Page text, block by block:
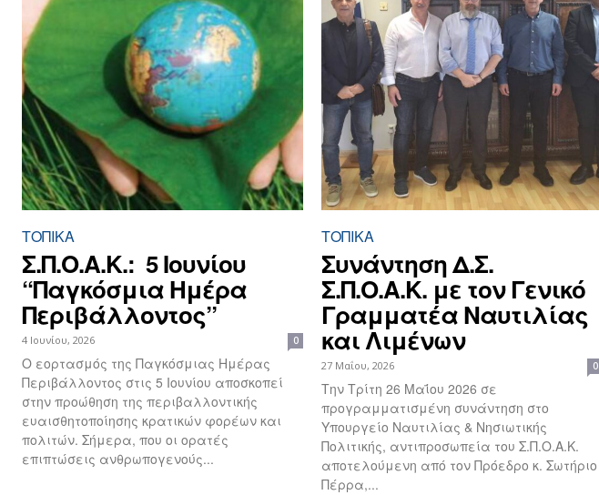
ΤΟΠΙΚΑ
Σ.Π.Ο.Α.Κ.: 5 Ιουνίου
“Παγκόσμια Ημέρα
Περιβάλλοντος”
4 Ιουνίου, 2026 0
Ο εορτασμός της Παγκόσμιας Ημέρας
Περιβάλλοντος στις 5 Ιουνίου αποσκοπεί
στην προώθηση της περιβαλλοντικής
ευαισθητοποίησης κρατικών φορέων και
πολιτών. Σήμερα, που οι ορατές
επιπτώσεις ανθρωπογενούς...
ΤΟΠΙΚΑ
Συνάντηση Δ.Σ.
Σ.Π.Ο.Α.Κ. με τον Γενικό
Γραμματέα Ναυτιλίας
και Λιμένων
27 Μαΐου, 2026 0
Την Τρίτη 26 Μαΐου 2026 σε
προγραμματισμένη συνάντηση στο
Υπουργείο Ναυτιλίας & Νησιωτικής
Πολιτικής, αντιπροσωπεία του Σ.Π.Ο.Α.Κ.
αποτελούμενη από τον Πρόεδρο κ. Σωτήριο
Πέρρα,...